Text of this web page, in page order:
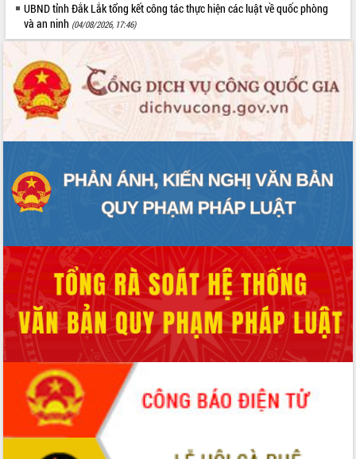
UBND tỉnh Đắk Lắk tổng kết công tác thực hiện các luật về quốc phòng
và an ninh (04/08/2026, 17:46)